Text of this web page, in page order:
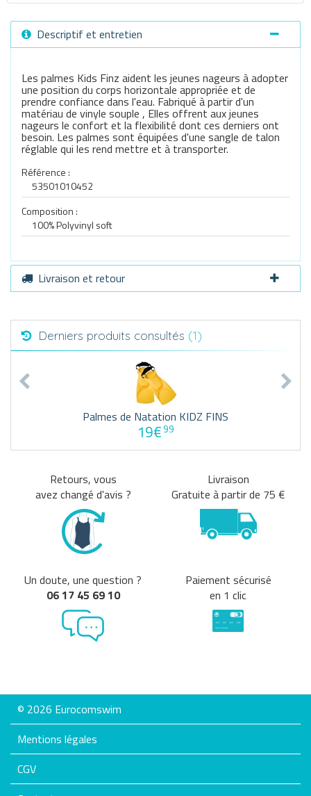
Descriptif et entretien
Les palmes Kids Finz aident les jeunes nageurs à adopter
une position du corps horizontale appropriée et de
prendre confiance dans l'eau. Fabriqué à partir d'un
matériau de vinyle souple , Elles offrent aux jeunes
nageurs le confort et la flexibilité dont ces derniers ont
besoin. Les palmes sont équipées d'une sangle de talon
réglable qui les rend mettre et à transporter.
Référence :
53501010452
Composition :
100% Polyvinyl soft
Livraison et retour
Derniers produits consultés (1)
Palmes de Natation KIDZ FINS
19€99
Retours, vous
avez changé d'avis ?
Livraison
Gratuite à partir de 75 €
Un doute, une question ?
06 17 45 69 10
Paiement sécurisé
en 1 clic
© 2026 Eurocomswim
Mentions légales
CGV